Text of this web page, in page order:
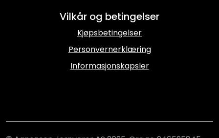
Vilkår og betingelser
Kjøpsbetingelser
Personvernerklæring
Informasjonskapsler